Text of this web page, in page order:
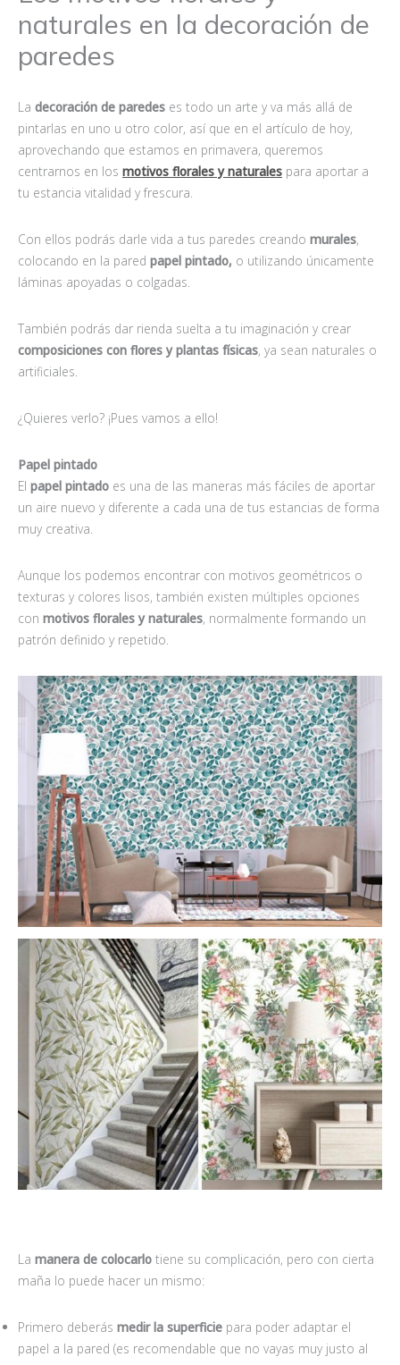
naturales en la decoración de
paredes
La decoración de paredes es todo un arte y va más allá de
pintarlas en uno u otro color, así que en el artículo de hoy,
aprovechando que estamos en primavera, queremos
centrarnos en los motivos florales y naturales para aportar a
tu estancia vitalidad y frescura.
Con ellos podrás darle vida a tus paredes creando murales,
colocando en la pared papel pintado, o utilizando únicamente
láminas apoyadas o colgadas.
También podrás dar rienda suelta a tu imaginación y crear
composiciones con flores y plantas físicas, ya sean naturales o
artificiales.
¿Quieres verlo? ¡Pues vamos a ello!
Papel pintado
El papel pintado es una de las maneras más fáciles de aportar
un aire nuevo y diferente a cada una de tus estancias de forma
muy creativa.
Aunque los podemos encontrar con motivos geométricos o
texturas y colores lisos, también existen múltiples opciones
con motivos florales y naturales, normalmente formando un
patrón definido y repetido.
La manera de colocarlo tiene su complicación, pero con cierta
maña lo puede hacer un mismo:
Primero deberás medir la superficie para poder adaptar el
papel a la pared (es recomendable que no vayas muy justo al